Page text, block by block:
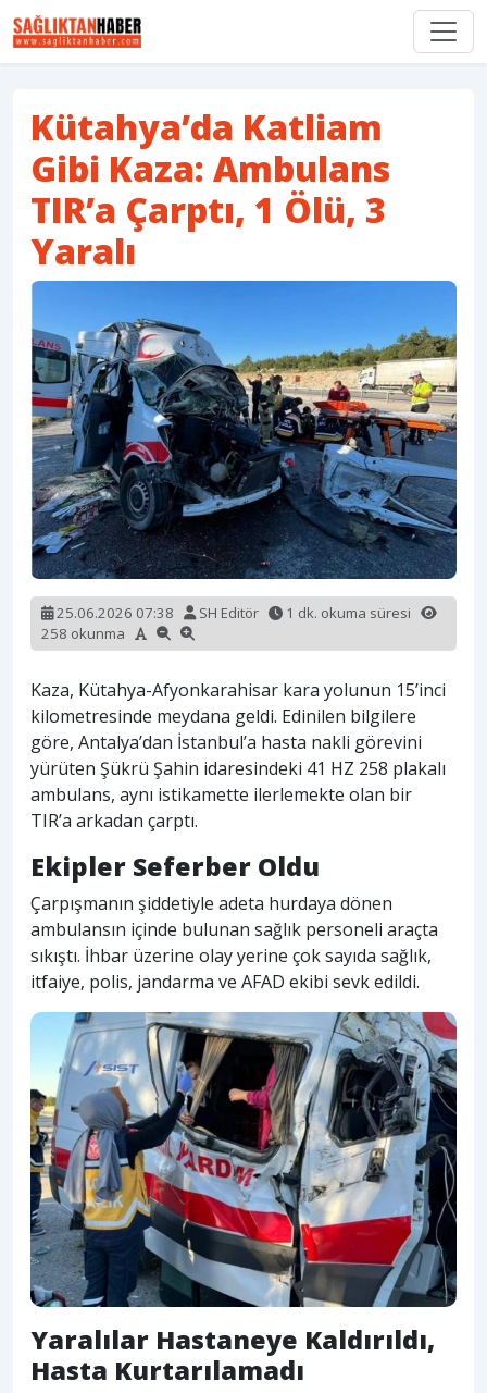
Kütahya’da Katliam
Gibi Kaza: Ambulans
TIR’a Çarptı, 1 Ölü, 3
Yaralı
25.06.2026 07:38 SH Editör
1 dk. okuma süresi
258 okunma
Kaza, Kütahya-Afyonkarahisar kara yolunun 15’inci
kilometresinde meydana geldi. Edinilen bilgilere
göre, Antalya’dan İstanbul’a hasta nakli görevini
yürüten Şükrü Şahin idaresindeki 41 HZ 258 plakalı
ambulans, aynı istikamette ilerlemekte olan bir
TIR’a arkadan çarptı.
Ekipler Seferber Oldu
Çarpışmanın şiddetiyle adeta hurdaya dönen
ambulansın içinde bulunan sağlık personeli araçta
sıkıştı. İhbar üzerine olay yerine çok sayıda sağlık,
itfaiye, polis, jandarma ve AFAD ekibi sevk edildi.
Yaralılar Hastaneye Kaldırıldı,
Hasta Kurtarılamadı